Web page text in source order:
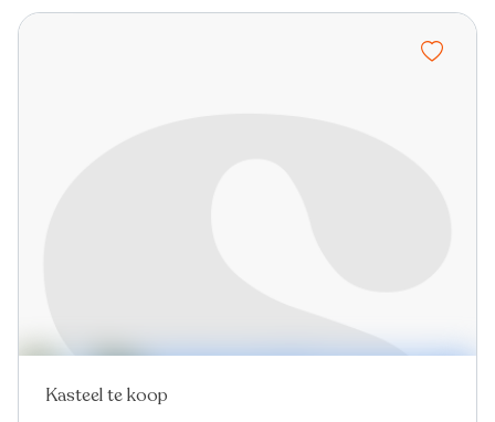
Kasteel te koop